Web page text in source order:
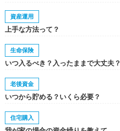
資産運用
上手な方法って？
生命保険
いつ入るべき？入ったままで大丈夫？
老後資金
いつから貯める？いくら必要？
住宅購入